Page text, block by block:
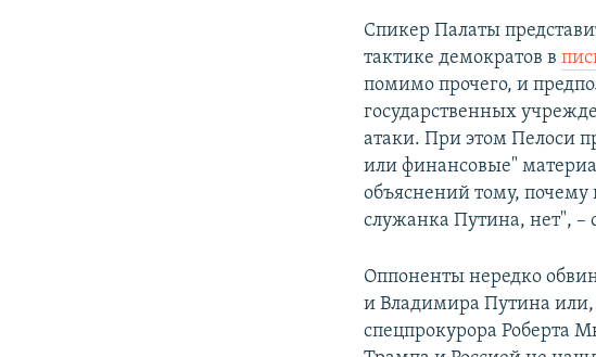
Спикер Палаты
тактике демократов в
помимо прочего, и
государственных
атаки. При этом Пелоси
или финансовые"
объяснений тому,
служанка Путина, нет", –
Оппоненты нередко
и Владимира Путина или,
спецпрокурора Роберта